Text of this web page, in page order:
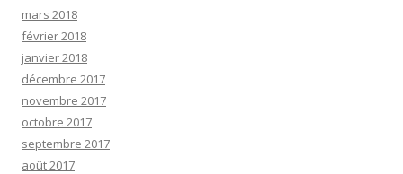
mars 2018
février 2018
janvier 2018
décembre 2017
novembre 2017
octobre 2017
septembre 2017
août 2017